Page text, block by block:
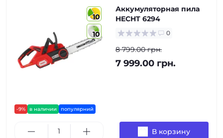
10
10
-9% в наличии популярний
Аккумуляторная пила
HECHT 6294
0
8 799.00 грн.
7 999.00 грн.
В корзину